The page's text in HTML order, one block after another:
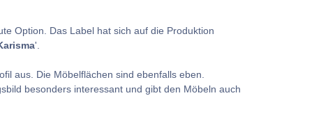
Option. Das Label hat sich auf die Produktion
'.
aus. Die Möbelflächen sind ebenfalls eben.
besonders interessant und gibt den Möbeln auch